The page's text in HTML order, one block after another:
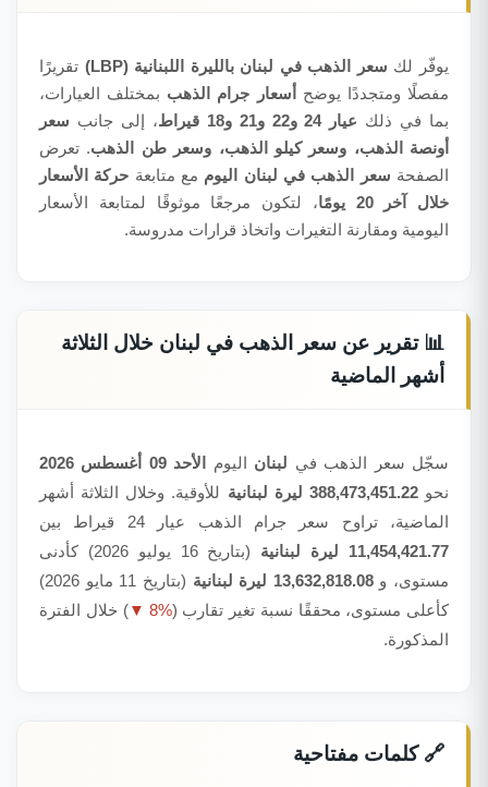
يوفّر لك سعر الذهب في لبنان بالليرة اللبنانية (LBP)
تقريرًا
مفصلًا ومتجددًا يوضح أسعار جرام الذهب بمختلف العيارات،
بما في ذلك عيار 24 و22 و21 و18 قيراط ، إلى جانب سعر
أونصة الذهب، وسعر كيلو الذهب، وسعر طن الذهب. تعرض
الصفحة سعر الذهب في لبنان اليوم مع متابعة حركة الأسعار
خلال آخر 20 يومًا
، لتكون مرجعًا موثوقًا لمتابعة الأسعار
اليومية ومقارنة التغيرات واتخاذ قرارات مدروسة.
📊 تقرير عن سعر الذهب في لبنان خلال الثلاثة
أشهر الماضية
سجّل سعر الذهب في لبنان اليوم
الأحد 09 أغسطس 2026
نحو388,473,451.22 ليرة لبنانية
للأوقية. وخلال الثلاثة أشهر
الماضية، تراوح سعر جرام الذهب عيار 24 قيراط بين
11,454,421.77 ليرة لبنانية
(بتاريخ 16 يوليو 2026) كأدنى
مستوى، و13,632,818.08 ليرة لبنانية
(بتاريخ 11 مايو 2026)
كأعلى مستوى، محققًا نسبة تغير تقارب (▼ 8%) خلال الفترة
المذكورة.
🔗 كلمات مفتاحية